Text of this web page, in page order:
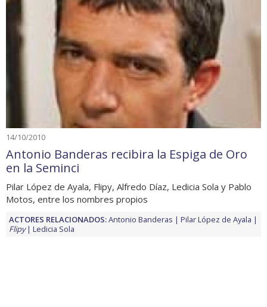
14/10/2010
Antonio Banderas recibira la Espiga de Oro
en la Seminci
Pilar López de Ayala, Flipy, Alfredo Díaz, Ledicia Sola y Pablo
Motos, entre los nombres propios
ACTORES RELACIONADOS:Antonio Banderas
Pilar López de Ayala
Flipy
Ledicia Sola